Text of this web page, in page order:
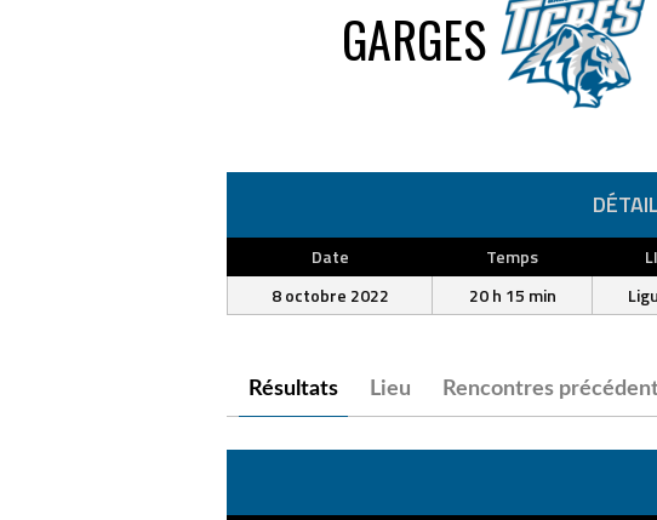
GARGES
Date Temps
8 octobre 2022
20 h 15 min
Résultats Lieu Rencontres